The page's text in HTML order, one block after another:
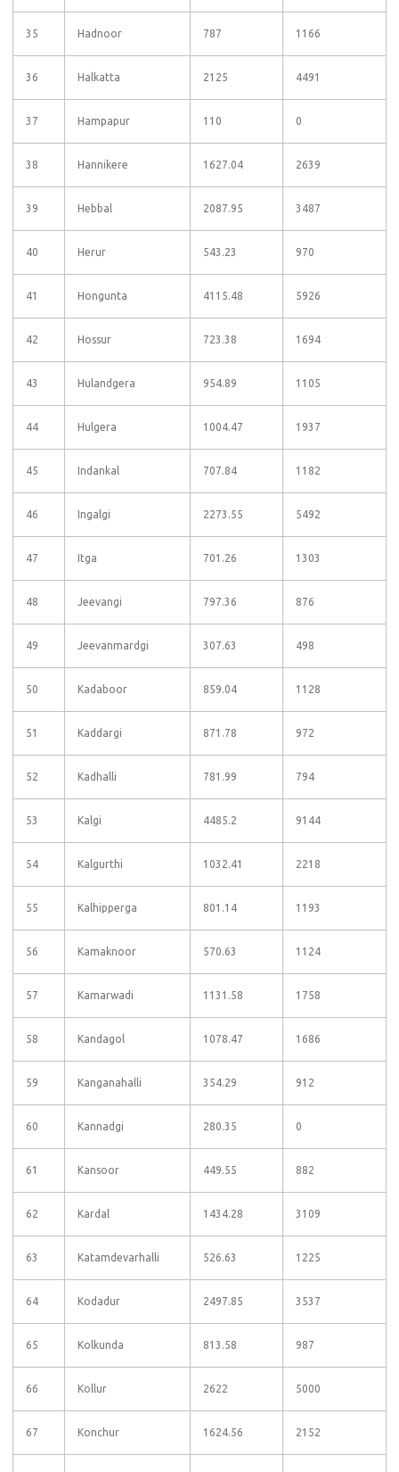
35 Hadnoor 787 1166
36 Halkatta 2125 4491
37 Hampapur 110 0
38 Hannikere 1627.04 2639
39 Hebbal 2087.95 3487
40 Herur 543.23 970
41 Hongunta 4115.48 5926
42 Hossur 723.38 1694
43 Hulandgera 954.89 1105
44 Hulgera 1004.47 1937
45 Indankal 707.84 1182
46 Ingalgi 2273.55 5492
47 Itga 701.26 1303
48 Jeevangi 797.36 876
49 Jeevanmardgi 307.63 498
50 Kadaboor 859.04 1128
51 Kaddargi 871.78 972
52 Kadhalli 781.99 794
53 Kalgi 4485.2 9144
54 Kalgurthi 1032.41 2218
55 Kalhipperga 801.14 1193
56 Kamaknoor 570.63 1124
57 Kamarwadi 1131.58 1758
58 Kandagol 1078.47 1686
59 Kanganahalli 354.29 912
60 Kannadgi 280.35 0
61 Kansoor 449.55 882
62 Kardal 1434.28 3109
63 Katamdevarhalli 526.63 1225
64 Kodadur 2497.85 3537
65 Kolkunda 813.58 987
66 Kollur 2622 5000
67 Konchur 1624.56 2152